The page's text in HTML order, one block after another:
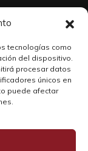
tecnologías como
del dispositivo.
procesar datos
únicos en
puede afectar